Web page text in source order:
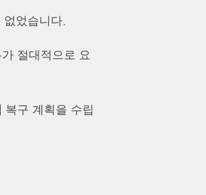
었습니다.
절대적으로 요
복구 계획을 수립